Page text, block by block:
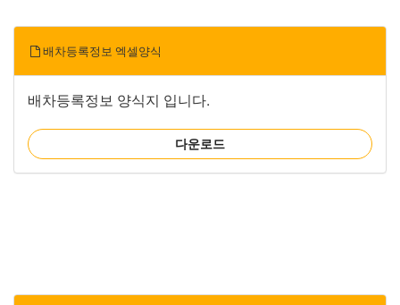
배차등록정보 엑셀양식
배차등록정보 양식지 입니다.
다운로드